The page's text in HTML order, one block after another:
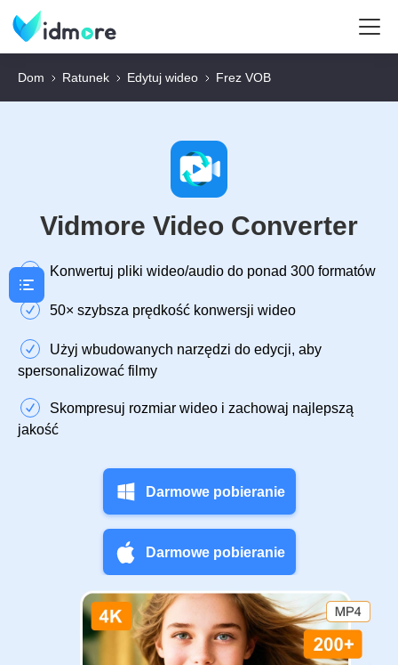
Dom Ratunek Edytuj wideo Frez VOB
Vidmore Video Converter
Konwertuj pliki wideo/audio do ponad 300 formatów
50× szybsza prędkość konwersji wideo
Użyj wbudowanych narzędzi do edycji, aby
spersonalizować filmy
Skompresuj rozmiar wideo i zachowaj najlepszą
jakość
Darmowe pobieranie
Darmowe pobieranie